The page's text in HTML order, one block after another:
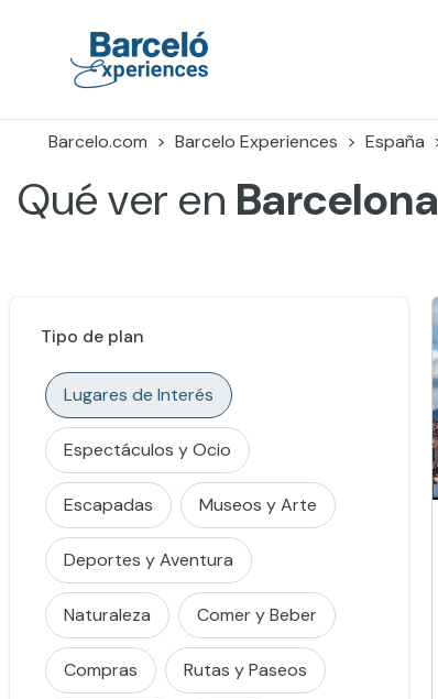
Barcelo.com Barcelo Experiences España
Qué ver en Barcelona
Tipo de plan
Lugares de Interés
Espectáculos y Ocio
Escapadas Museos y Arte
Deportes y Aventura
Naturaleza Comer y Beber
Compras Rutas y Paseos